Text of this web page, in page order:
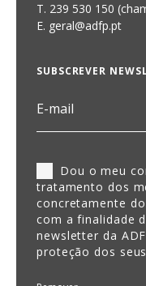
T. 239 530 150
E. geral@adfp.pt
SUBSCREVER
Dou o meu
tratamento dos
concretamente
com a finalidade
newsletter da
proteção dos